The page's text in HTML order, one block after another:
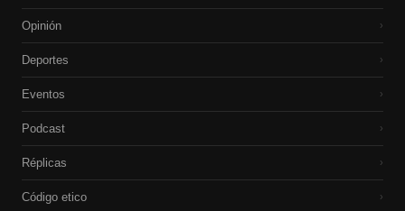
Opinión ›
Deportes ›
Eventos ›
Podcast ›
Réplicas ›
Código etico ›